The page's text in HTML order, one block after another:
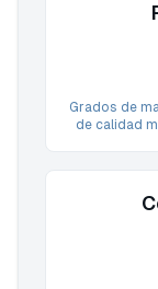
Grados de
de calidad